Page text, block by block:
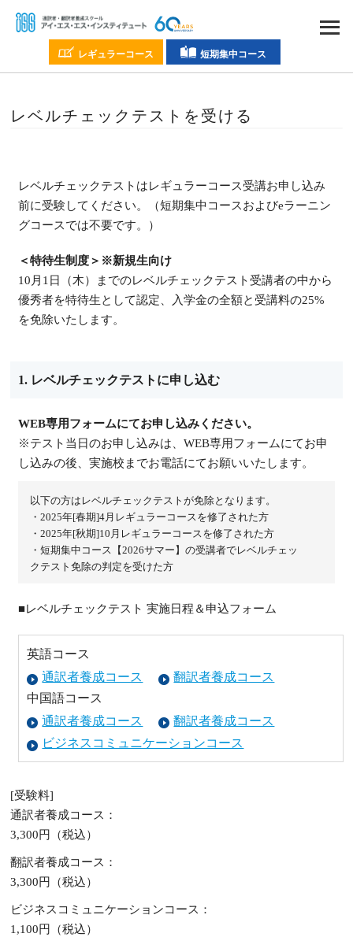
レギュラーコース 短期集中コース
レベルチェックテストを受ける
レベルチェックテストはレギュラーコース受講お申し込み
前に受験してください。（短期集中コースおよびeラーニン
グコースでは不要です。）
＜特待生制度＞※新規生向け
10月1日（木）までのレベルチェックテスト受講者の中から
優秀者を特待生として認定、入学金の全額と受講料の25%
を免除いたします。
1. レベルチェックテストに申し込む
WEB専用フォームにてお申し込みください。
※テスト当日のお申し込みは、WEB専用フォームにてお申
し込みの後、実施校までお電話にてお願いいたします。
以下の方はレベルチェックテストが免除となります。
・2025年[春期]4月レギュラーコースを修了された方
・2025年[秋期]10月レギュラーコースを修了された方
・短期集中コース【2026サマー】の受講者でレベルチェッ
クテスト免除の判定を受けた方
■レベルチェックテスト 実施日程＆申込フォーム
英語コース
通訳者養成コース
翻訳者養成コース
中国語コース
通訳者養成コース
翻訳者養成コース
ビジネスコミュニケーションコース
[受験料]
通訳者養成コース：
3,300円（税込）
翻訳者養成コース：
3,300円（税込）
ビジネスコミュニケーションコース：
1,100円（税込）